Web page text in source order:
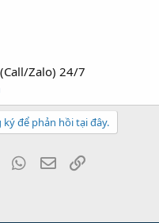
Zalo) 24/7
để phản hồi tại đây.
Tumblr WhatsApp
Email